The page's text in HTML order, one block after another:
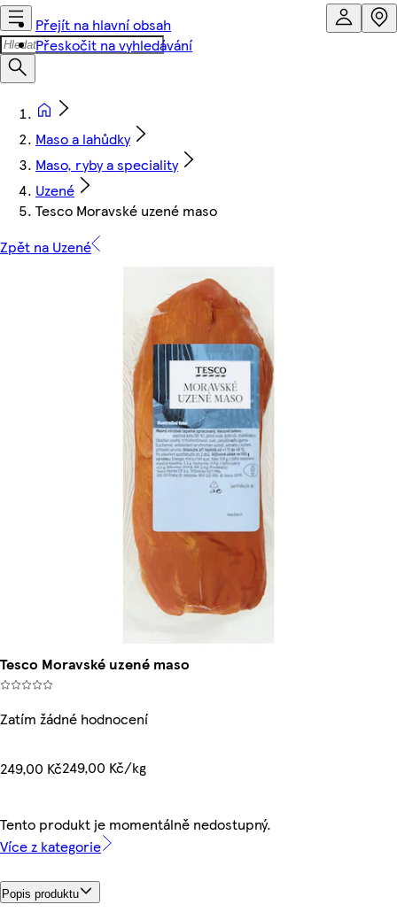
Přejít na hlavní obsah
Přeskočit na vyhledávání
Maso a lahůdky
Maso, ryby a speciality
Uzené
Tesco Moravské uzené maso
Zpět na Uzené
Tesco Moravské uzené maso
Zatím žádné hodnocení
249,00 Kč249,00 Kč/kg
Tento produkt je momentálně nedostupný.
Více z kategorie
Popis produktu